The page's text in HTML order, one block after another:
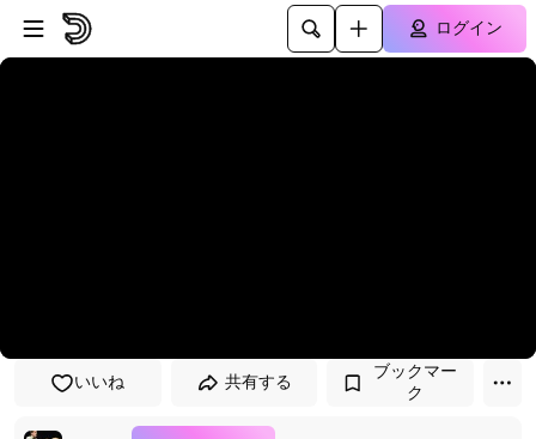
プレイヤーにスキップ
メインコンテンツにスキップ
ログイン
いいね 共有する
ブックマー
ク